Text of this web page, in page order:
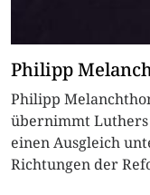
Philipp
Philipp
übernimmt Luthers
einen Ausgleich
Richtungen der